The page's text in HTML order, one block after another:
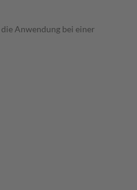
Anwendung bei einer